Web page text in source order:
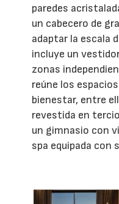
paredes
un cabecero de
adaptar la escala
incluye un
zonas
reúne los
bienestar, entre
revestida en
un gimnasio con
spa equipada con